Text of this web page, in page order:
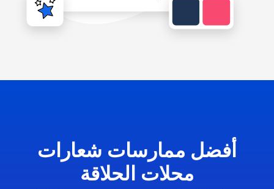
أفضل ممارسات شعارات
محلات الحلاقة